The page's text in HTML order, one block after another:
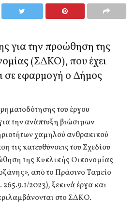
για την προώθηση της
(ΣΔΚΟ), που έχει
σε εφαρμογή ο Δήμος
του έργου
την ανάπτυξη βιώσιμων
χαμηλού ανθρακικού
τις κατευθύνσεις του Σχεδίου
της Κυκλικής Οικονομίας
από το Πράσινο Ταμείο
2023), ξεκινά έργα και
στο ΣΔΚΟ.